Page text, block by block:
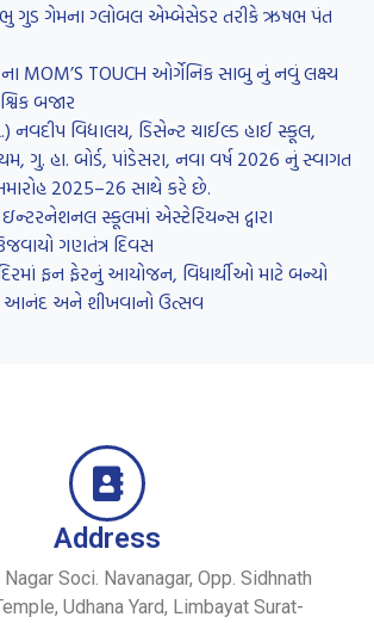
ગુડ ગેમના ગ્લોબલ એમ્બેસેડર તરીકે ઋષભ પંત
MOM’S TOUCH ઓર્ગેનિક સાબુ નું નવું લક્ષ્ય
બજાર
નવદીપ વિદ્યાલય, ડિસેન્ટ ચાઈલ્ડ હાઈ સ્કૂલ,
ગુ. હા. બોર્ડ, પાંડેસરા, નવા વર્ષ 2026 નું સ્વાગત
2025–26 સાથે કરે છે.
સ્કૂલમાં એસ્ટેરિયન્સ દ્વારા
ગણતંત્ર દિવસ
ફન ફેરનું આયોજન, વિધાર્થીઓ માટે બન્યો
આનંદ અને શીખવાનો ઉત્સવ
Address
Soci. Navanagar, Opp. Sidhnath
Udhana Yard, Limbayat Surat-